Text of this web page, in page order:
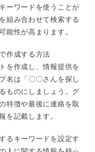
ーワードを使うことが
組み合わせて検索する
能性が高まります。
作成する方法
を作成し、情報提供を
名は「〇〇さんを探し
ものにしましょう。グ
特徴や最後に連絡を取
を記載します。
るキーワードを設定す